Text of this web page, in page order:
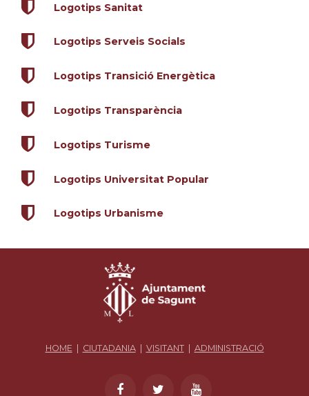
Logotips Sanitat
Logotips Serveis Socials
Logotips Transició Energètica
Logotips Transparència
Logotips Turisme
Logotips Universitat Popular
Logotips Urbanisme
HOME| CIUTADANIA| VISITANT| ADMINISTRACIÓ